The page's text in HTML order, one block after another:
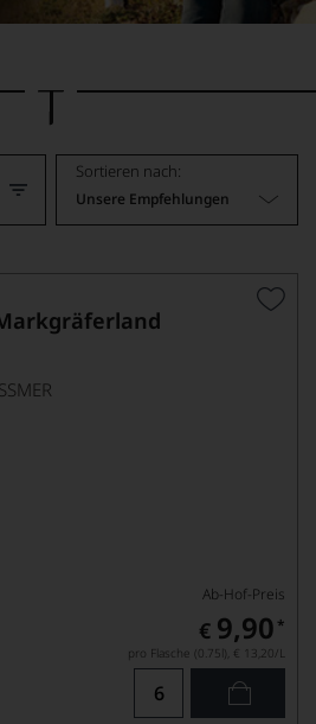
Sortieren nach:
Unsere Empfehlungen
Ab-Hof-Preis
€ 9,90 *
pro Flasche (0.75l), € 13,20/L